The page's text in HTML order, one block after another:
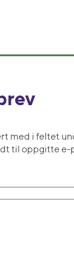
med i feltet
til oppgitte e-